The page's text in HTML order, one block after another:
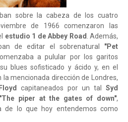
sobre la cabeza de los cuatro
de 1966 comenzaron las
estudio 1 de Abbey Road . Además,
de editar el sobrenatural "Pet
a pulular por los garitos
blues sofisticado y ácido y, en el
mencionada dirección de Londres,
capitaneados por un tal Syd
"The piper at the gates of down",
de lo que hoy entendemos como